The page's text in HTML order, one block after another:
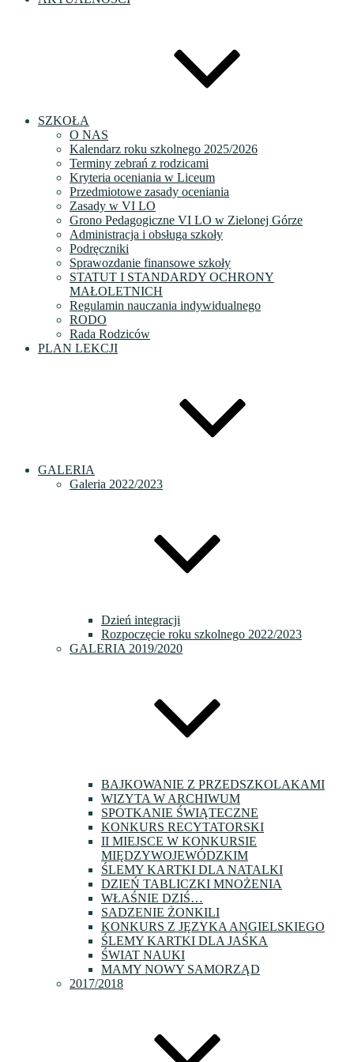
SZKOŁA
O NAS
Kalendarz roku szkolnego 2025/2026
Terminy zebrań z rodzicami
Kryteria oceniania w Liceum
Przedmiotowe zasady oceniania
Zasady w VI LO
Grono Pedagogiczne VI LO w Zielonej Górze
Administracja i obsługa szkoły
Podręczniki
Sprawozdanie finansowe szkoły
STATUT I STANDARDY OCHRONY
MAŁOLETNICH
Regulamin nauczania indywidualnego
RODO
Rada Rodziców
PLAN LEKCJI
GALERIA
Galeria 2022/2023
Dzień integracji
Rozpoczęcie roku szkolnego 2022/2023
GALERIA 2019/2020
BAJKOWANIE Z PRZEDSZKOLAKAMI
WIZYTA W ARCHIWUM
SPOTKANIE ŚWIĄTECZNE
KONKURS RECYTATORSKI
II MIEJSCE W KONKURSIE
MIĘDZYWOJEWÓDZKIM
ŚLEMY KARTKI DLA NATALKI
DZIEŃ TABLICZKI MNOŻENIA
WŁAŚNIE DZIŚ…
SADZENIE ŻONKILI
KONKURS Z JĘZYKA ANGIELSKIEGO
ŚLEMY KARTKI DLA JAŚKA
ŚWIAT NAUKI
MAMY NOWY SAMORZĄD
2017/2018